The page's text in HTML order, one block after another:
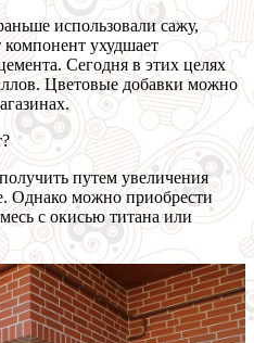
использовали сажу,
компонент ухудшает
Сегодня в этих целях
Цветовые добавки можно
путем увеличения
Однако можно приобрести
с окисью титана или